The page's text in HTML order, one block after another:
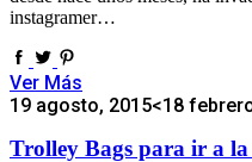
instagramer…
Ver Más
19 agosto, 2015<18
Trolley Bags para ir a